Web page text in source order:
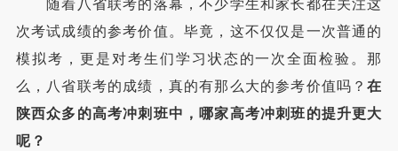
随着八省联考的落幕，不少学生和家长都在关注这
次考试成绩的参考价值。毕竟，这不仅仅是一次普通的
模拟考，更是对考生们学习状态的一次全面检验。那
么，八省联考的成绩，真的有那么大的参考价值吗？在
陕西众多的高考冲刺班中，哪家高考冲刺班的提升更大
呢？